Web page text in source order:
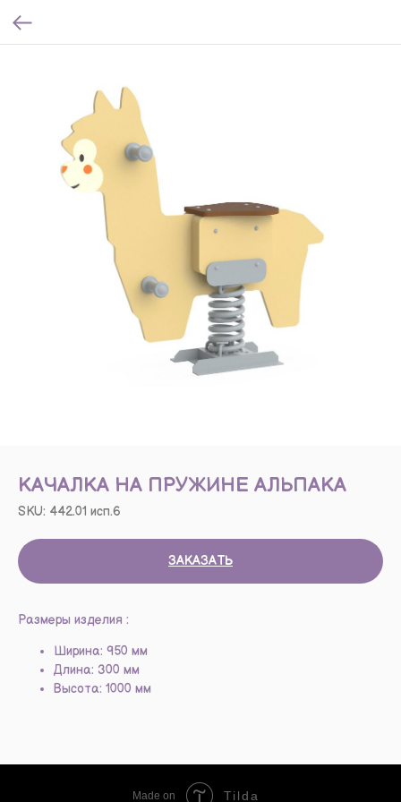
КАЧАЛКА НА ПРУЖИНЕ АЛЬПАКА
SKU: 442.01 исп.6
ЗАКАЗАТЬ
Размеры изделия :
Ширина: 950 мм
Длина: 300 мм
Высота: 1000 мм
Made on Tilda